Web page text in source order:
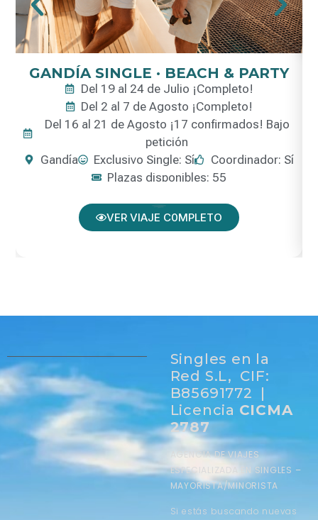
GANDÍA SINGLE · BEACH & PARTY
Del 19 al 24 de Julio ¡Completo!
Del 2 al 7 de Agosto ¡Completo!
Del 16 al 21 de Agosto ¡17 confirmados! Bajo
petición
Gandía
Exclusivo Single: Sí
Coordinador: Sí
Plazas disponibles: 55
VER VIAJE C0MPLETO
Singles en la
Red S.L, CIF:
B85691772 |
Licencia CICMA
2787
AGENCIA DE VIAJES
ESPECIALIZADA EN SINGLES –
MAYORISTA/MINORISTA
Si estás buscando nuevas